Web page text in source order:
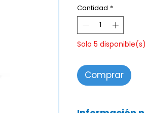
Cantidad *
Solo 5 disponible(s)
Comprar